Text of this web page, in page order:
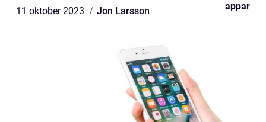
11 oktober 2023 Jon Larsson appar